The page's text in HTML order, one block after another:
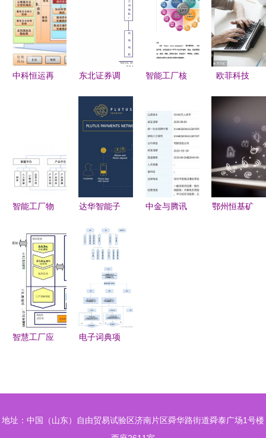
中科恒运再
维标准符合
性证书推动
网络技术服
东北证券调
山欧派
（603208）
——深度绑
定优质客
户，木门龙
头市占率持
智能工厂核
息系统集成
服务的核心
价值与实践
路径
欧菲科技
络技术服务
能否助推
2018年一
飞冲天？
智能工厂物
的切入点
网络技术服
务
达华智能子
系统集成及
服务资质认
证，强化网
络技术服务
核心能力
中金与腾讯
鄂州恒基矿
智慧工厂应
服务体系
电子词典项
与实现
地址：中国（山东）自由贸易试验区济南片区舜华路街道舜泰广场1号楼